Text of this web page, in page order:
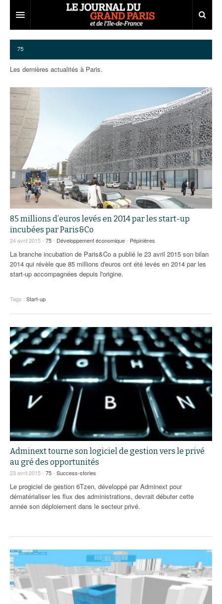
Grand Paris
Territoires
Collectivités
Institutions
Services urbains
Développement économique
Emploi
Innovation
Transport
Marchés publics
Départements
75
91
92
93
94
95
Carnet
Portraits
Agenda
Les Assises du Grand Paris
Éditions précédentes
Le podcast
Ecouter les épisodes
Lire les résumés
75
Les dernières actualités à Paris.
85 millions d’euros levés en 2014 par les start-up
incubées par Paris&Co
24 avril 2015 - 75- Développement économique- Pépinières
La branche incubation de Paris&Co a publié le 23 avril 2015 son bilan
2014 qui révèle que 85 millions d'euros ont été levés en 2014 par les
start-up accompagnées depuis l'origine.
Tags : Start-up
Adminext tourne son logiciel de gestion vers le privé
au gré des opportunités
23 avril 2015 - 75- Success-stories
Le progiciel de gestion 6Tzen, développé par Adminext pour
dématérialiser les flux des administrations, devrait débuter cette
année son déploiement dans le secteur privé.